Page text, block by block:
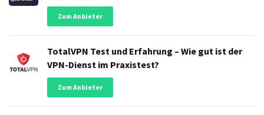
Zum Anbieter
TotalVPN Test und Erfahrung – Wie gut ist der
VPN-Dienst im Praxistest?
Zum Anbieter